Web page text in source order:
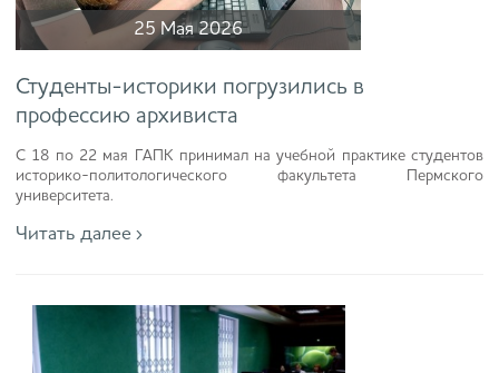
25 Мая 2026
Студенты-историки погрузились в
профессию архивиста
С 18 по 22 мая ГАПК принимал на учебной практике студентов
историко-политологического факультета Пермского
университета.
Читать далее ›